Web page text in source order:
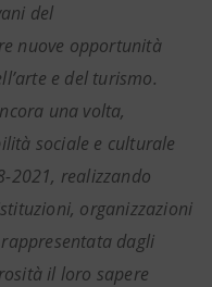
del
nuove opportunità
e del turismo.
una volta,
sociale e culturale
2021, realizzando
organizzazioni
dagli
il loro sapere